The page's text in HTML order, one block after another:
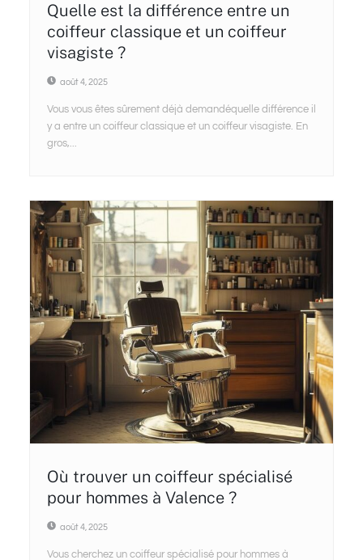
Quelle est la différence entre un
coiffeur classique et un coiffeur
visagiste ?
août 4, 2025
Vous vous êtes sûrement déjà demandéquelle différence il
y a entre un coiffeur classique et un coiffeur visagiste. En
gros,...
Où trouver un coiffeur spécialisé
pour hommes à Valence ?
août 4, 2025
Vous cherchez un coiffeur spécialisé pour hommes à